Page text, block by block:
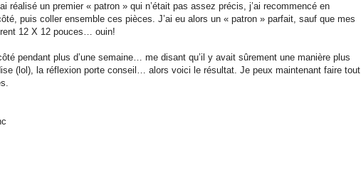
réalisé un premier « patron » qui n’était pas assez précis, j’ai recommencé en
puis coller ensemble ces pièces. J’ai eu alors un « patron » parfait, sauf que mes
12 X 12 pouces… ouin!
pendant plus d’une semaine… me disant qu’il y avait sûrement une manière plus
(lol), la réflexion porte conseil… alors voici le résultat. Je peux maintenant faire tout